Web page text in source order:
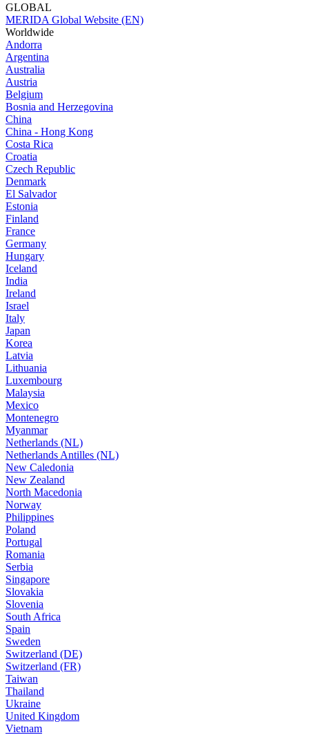
GLOBAL
MERIDA Global Website (EN)
Worldwide
Andorra
Argentina
Australia
Austria
Belgium
Bosnia and Herzegovina
China
China - Hong Kong
Costa Rica
Croatia
Czech Republic
Denmark
El Salvador
Estonia
Finland
France
Germany
Hungary
Iceland
India
Ireland
Israel
Italy
Japan
Korea
Latvia
Lithuania
Luxembourg
Malaysia
Mexico
Montenegro
Myanmar
Netherlands (NL)
Netherlands Antilles (NL)
New Caledonia
New Zealand
North Macedonia
Norway
Philippines
Poland
Portugal
Romania
Serbia
Singapore
Slovakia
Slovenia
South Africa
Spain
Sweden
Switzerland (DE)
Switzerland (FR)
Taiwan
Thailand
Ukraine
United Kingdom
Vietnam